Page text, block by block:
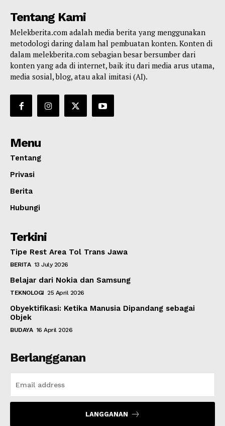
Tentang Kami
Melekberita.com adalah media berita yang menggunakan
metodologi daring dalam hal pembuatan konten. Konten di
dalam melekberita.com sebagian besar bersumber dari
konten yang ada di internet, baik itu dari media arus utama,
media sosial, blog, atau akal imitasi (AI).
Menu
Tentang
Privasi
Berita
Hubungi
Terkini
Tipe Rest Area Tol Trans Jawa
BERITA 13 July 2026
Belajar dari Nokia dan Samsung
TEKNOLOGI 25 April 2026
Obyektifikasi: Ketika Manusia Dipandang sebagai
Objek
BUDAYA 16 April 2026
Berlangganan
LANGGANAN